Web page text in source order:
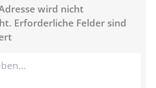
wird nicht
Erforderliche Felder sind